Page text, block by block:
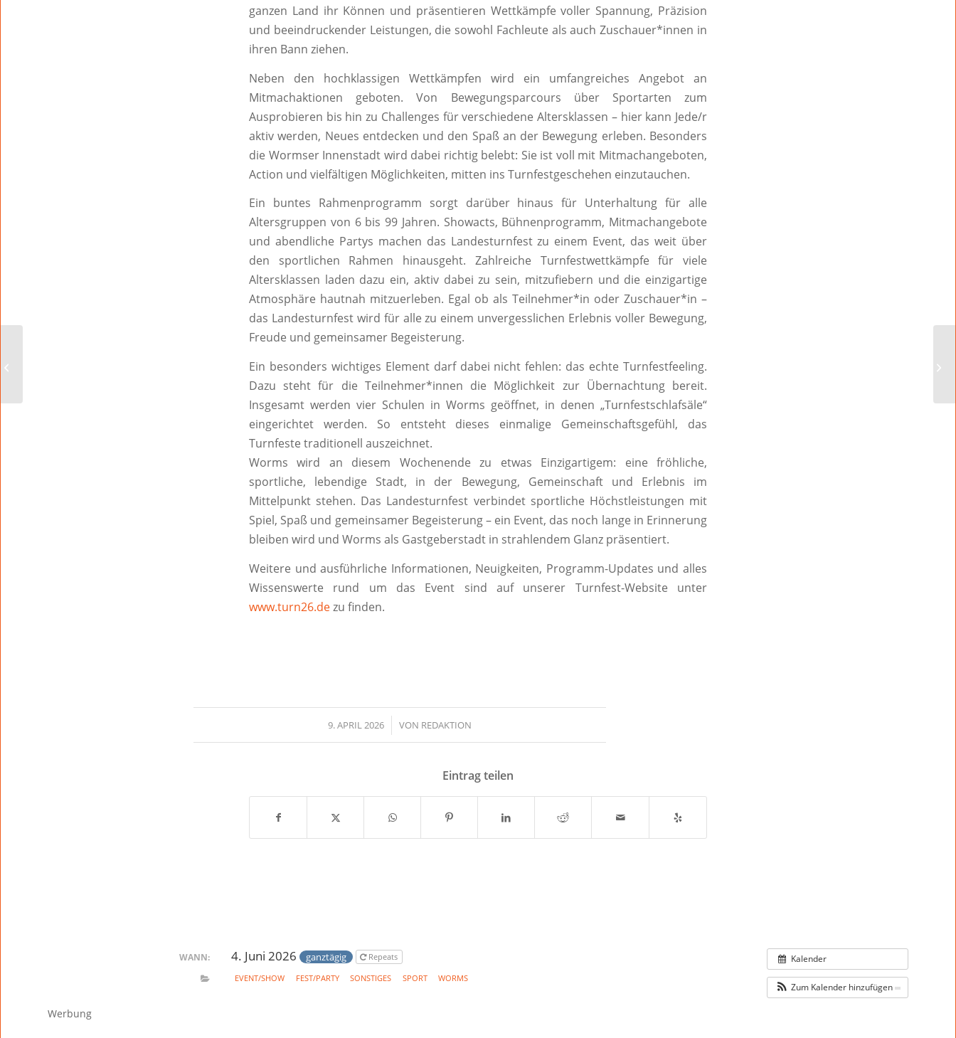
ganzen Land ihr Können und präsentieren Wettkämpfe voller Spannung, Präzision
und beeindruckender Leistungen, die sowohl Fachleute als auch Zuschauer*innen in
ihren Bann ziehen.
Neben den hochklassigen Wettkämpfen wird ein umfangreiches Angebot an
Mitmachaktionen geboten. Von Bewegungsparcours über Sportarten zum
Ausprobieren bis hin zu Challenges für verschiedene Altersklassen – hier kann Jede/r
aktiv werden, Neues entdecken und den Spaß an der Bewegung erleben. Besonders
die Wormser Innenstadt wird dabei richtig belebt: Sie ist voll mit Mitmachangeboten,
Action und vielfältigen Möglichkeiten, mitten ins Turnfestgeschehen einzutauchen.
Ein buntes Rahmenprogramm sorgt darüber hinaus für Unterhaltung für alle
Altersgruppen von 6 bis 99 Jahren. Showacts, Bühnenprogramm, Mitmachangebote
und abendliche Partys machen das Landesturnfest zu einem Event, das weit über
den sportlichen Rahmen hinausgeht. Zahlreiche Turnfestwettkämpfe für viele
Altersklassen laden dazu ein, aktiv dabei zu sein, mitzufiebern und die einzigartige
Atmosphäre hautnah mitzuerleben. Egal ob als Teilnehmer*in oder Zuschauer*in –
das Landesturnfest wird für alle zu einem unvergesslichen Erlebnis voller Bewegung,
Freude und gemeinsamer Begeisterung.
Ein besonders wichtiges Element darf dabei nicht fehlen: das echte Turnfestfeeling.
Dazu steht für die Teilnehmer*innen die Möglichkeit zur Übernachtung bereit.
Insgesamt werden vier Schulen in Worms geöffnet, in denen „Turnfestschlafsäle“
eingerichtet werden. So entsteht dieses einmalige Gemeinschaftsgefühl, das
Turnfeste traditionell auszeichnet.
Worms wird an diesem Wochenende zu etwas Einzigartigem: eine fröhliche,
sportliche, lebendige Stadt, in der Bewegung, Gemeinschaft und Erlebnis im
Mittelpunkt stehen. Das Landesturnfest verbindet sportliche Höchstleistungen mit
Spiel, Spaß und gemeinsamer Begeisterung – ein Event, das noch lange in Erinnerung
bleiben wird und Worms als Gastgeberstadt in strahlendem Glanz präsentiert.
Weitere und ausführliche Informationen, Neuigkeiten, Programm-Updates und alles
Wissenswerte rund um das Event sind auf unserer Turnfest-Website unter
www.turn26.dezu finden.
9. APRIL 2026
/ VON REDAKTION
Eintrag teilen
Kalender
Zum Kalender hinzufügen
WANN: 4. Juni 2026 ganztägig
Repeats
EVENT/SHOW
FEST/PARTY SONSTIGES SPORT WORMS
Werbung